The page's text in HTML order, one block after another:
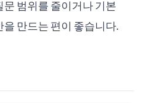
범위를 줄이거나 기본
만드는 편이 좋습니다.